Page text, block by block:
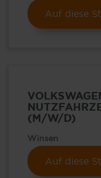
Auf diese
(M/W/D)
Winsen
Auf diese